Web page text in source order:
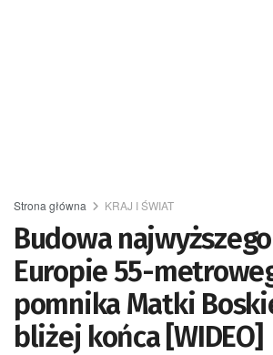
Strona główna KRAJ I ŚWIAT
Budowa
Europie 55-
pomnika Matki
bliżej końca [WIDEO]